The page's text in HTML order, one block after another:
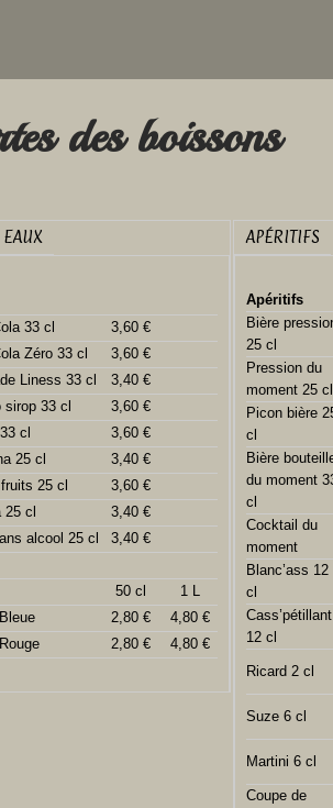
des boissons
33 cl
3,60 €
Zéro 33 cl
3,60 €
Liness 33 cl
3,40 €
sirop 33 cl
3,60 €
cl
3,60 €
25 cl
3,40 €
25 cl
3,60 €
25 cl
3,40 €
alcool 25 cl
3,40 €
50 cl
1 L
2,80 €
4,80 €
2,80 € 4,80 €
APÉRITIFS
Apéritifs
Bière
25 cl
Pression du
moment 25 cl
Picon bière
cl
Bière
du moment
cl
Cocktail du
moment
Blanc’ass 12
cl
Cass’pétillant
12 cl
Ricard 2 cl
Suze 6 cl
Martini 6 cl
Coupe de